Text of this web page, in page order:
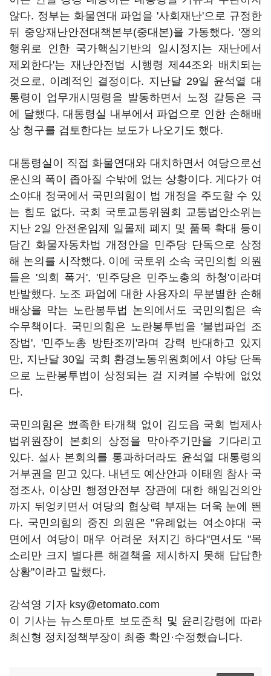
않다. 정부는 화물연대 파업을 '사회재난'으로 규정한
뒤 중앙재난안전대책본부(중대본)을 가동했다. '쟁의
행위로 인한 국가핵심기반의 일시정지는 재난에서
제외한다'는 재난안전법 시행령 제44조와 배치되는
것으로, 이례적인 결정이다. 지난달 29일 윤석열 대
통령이 업무개시명령을 발동하면서 노정 갈등은 극
에 달했다. 대통령실 내부에서 파업으로 인한 손해배
상 청구를 검토한다는 보도가 나오기도 했다.
대통령실이 직접 화물연대와 대치하면서 여당으로선
운신의 폭이 좁아질 수밖에 없는 상황이다. 게다가 여
소야대 정국에서 국민의힘이 법 개정을 주도할 수 있
는 힘도 없다. 국회 국토교통위원회 교통법안소위는
지난 2일 안전운임제 일몰제 폐지 및 품목 확대 등이
담긴 화물자동차법 개정안을 민주당 단독으로 상정
해 논의를 시작했다. 이에 국토위 소속 국민의힘 의원
들은 '의회 폭거', '민주당은 민주노총의 하청'이라며
반발했다. 노조 파업에 대한 사용자의 무분별한 손해
배상을 막는 노란봉투법 논의에서도 국민의힘은 속
수무책이다. 국민의힘은 노란봉투법을 '불법파업 조
장법', '민주노총 방탄조끼'라며 강력 반대하고 있지
만, 지난달 30일 국회 환경노동위원회에서 야당 단독
으로 노란봉투법이 상정되는 걸 지켜볼 수밖에 없었
다.
국민의힘은 뾰족한 타개책 없이 김도읍 국회 법제사
법위원장이 본회의 상정을 막아주기만을 기다리고
있다. 설사 본회의를 통과하더라도 윤석열 대통령의
거부권을 믿고 있다. 내년도 예산안과 이태원 참사 국
정조사, 이상민 행정안전부 장관에 대한 해임건의안
까지 뒤엉키면서 여당의 협상력 부재는 더욱 눈에 띈
다. 국민의힘의 중진 의원은 "유례없는 여소야대 국
면에서 여당이 매우 어려운 처지긴 하다"면서도 "목
소리만 크지 별다른 해결책을 제시하지 못해 답답한
상황"이라고 말했다.
강석영 기자 ksy@etomato.com
이 기사는 뉴스토마토 보도준칙 및 윤리강령에 따라
최신형 정치정책부장이 최종 확인·수정했습니다.